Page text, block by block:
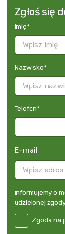
Zgłoś się
Imię*
Nazwisko*
Telefon*
E-mail
Informujemy
o
wycofania
Informujemy o
udzielonej zgody
DE
Zgoda na